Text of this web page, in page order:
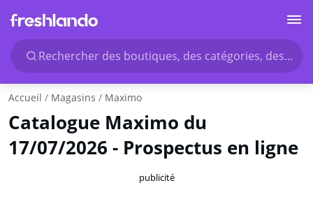
Rechercher des boutiques, des catégories, des
Accueil Magasins Maximo
Catalogue Maximo du
17/07/2026 - Prospectus en ligne
publicité